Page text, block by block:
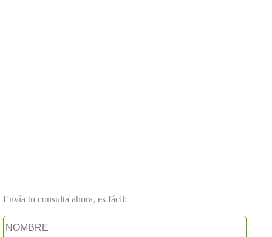
Envía tu consulta ahora, es fácil: